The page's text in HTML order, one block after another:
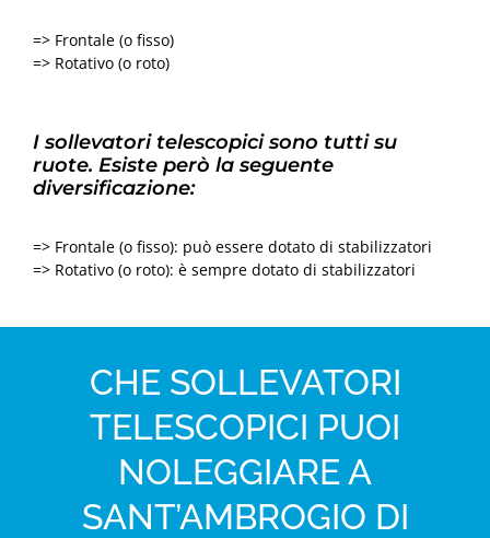
=> Frontale (o fisso)
=> Rotativo (o roto)
I sollevatori telescopici sono tutti su
ruote. Esiste però la seguente
diversificazione:
=> Frontale (o fisso): può essere dotato di stabilizzatori
=> Rotativo (o roto): è sempre dotato di stabilizzatori
CHE SOLLEVATORI
TELESCOPICI PUOI
NOLEGGIARE A
SANT’AMBROGIO DI